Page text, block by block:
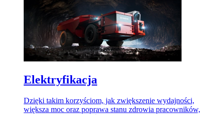
Elektryfikacja
Dzięki takim korzyściom, jak zwiększenie wydajności,
większa moc oraz poprawa stanu zdrowia pracowników,